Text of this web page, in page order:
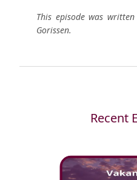
This episode was
Gorissen.
Recent